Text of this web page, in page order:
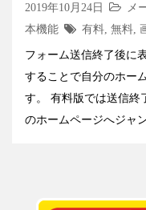
2019年10月24日 メ
本機能
有料 ,無料 ,
フォーム送信終了後に
することで自分のホー
す。 有料版では送信終
のホームページへジャ